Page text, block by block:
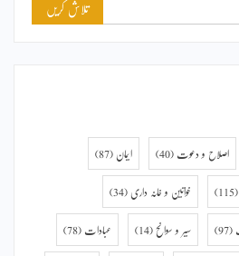
اصلاح و دعوت (40) ایمان (87)
(115) خواتین و خانہ داری (34)
(97) سیر و سوانح (14) عبادات (78)